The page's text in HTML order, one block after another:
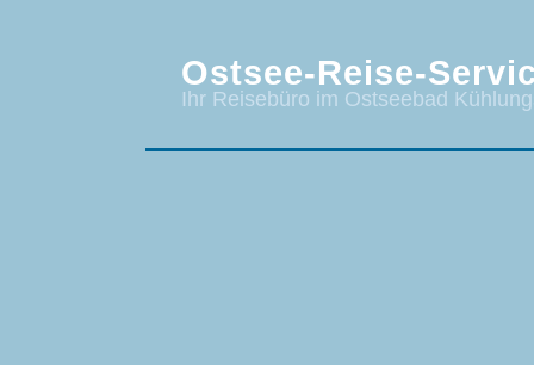
Ostsee-Reise-
Ihr Reisebüro im Ostseebad